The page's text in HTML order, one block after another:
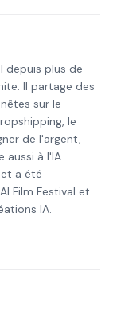
depuis plus de
Il partage des
sur le
le
de l'argent,
aussi à l'IA
a été
Film Festival et
IA.